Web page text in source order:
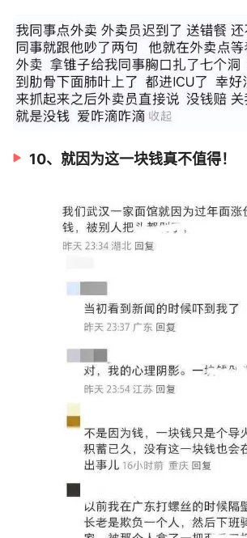
10、就因为这一块钱真不值得！